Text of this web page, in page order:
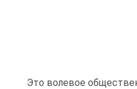
Это волевое